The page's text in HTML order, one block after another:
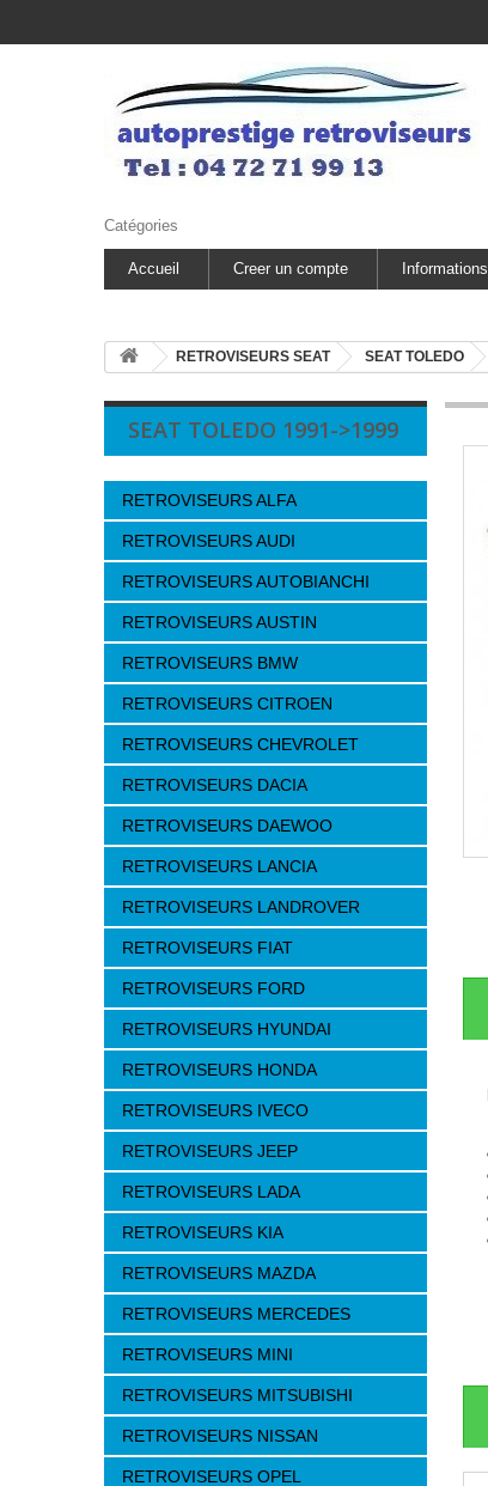
Catégories
Accueil Creer un compte Informations
RETROVISEURS SEAT SEAT TOLEDO
SEAT TOLEDO 1991->1999
RETROVISEURS ALFA
RETROVISEURS AUDI
RETROVISEURS AUTOBIANCHI
RETROVISEURS AUSTIN
RETROVISEURS BMW
RETROVISEURS CITROEN
RETROVISEURS CHEVROLET
RETROVISEURS DACIA
RETROVISEURS DAEWOO
RETROVISEURS LANCIA
RETROVISEURS LANDROVER
RETROVISEURS FIAT
RETROVISEURS FORD
RETROVISEURS HYUNDAI
RETROVISEURS HONDA
RETROVISEURS IVECO
RETROVISEURS JEEP
RETROVISEURS LADA
RETROVISEURS KIA
RETROVISEURS MAZDA
RETROVISEURS MERCEDES
RETROVISEURS MINI
RETROVISEURS MITSUBISHI
RETROVISEURS NISSAN
RETROVISEURS OPEL